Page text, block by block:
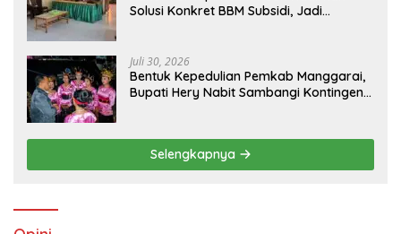
Solusi Konkret BBM Subsidi, Jadi
Juli 30, 2026
Bentuk Kepedulian Pemkab Manggarai,
Bupati Hery Nabit Sambangi Kontingen
Selengkapnya